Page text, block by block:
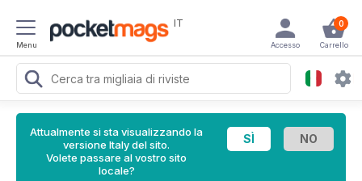
Menu
IT 0
Carrello
Accesso
Attualmente si sta visualizzando la
versione Italy del sito.
Volete passare al vostro sito
locale?